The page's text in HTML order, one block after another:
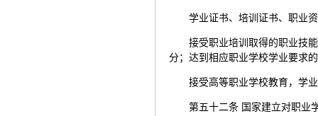
学业证书、培训证书、职业
接受职业培训取得的职业技
分；达到相应职业学校学业要求
接受高等职业学校教育，学
第五十二条 国家建立对职业